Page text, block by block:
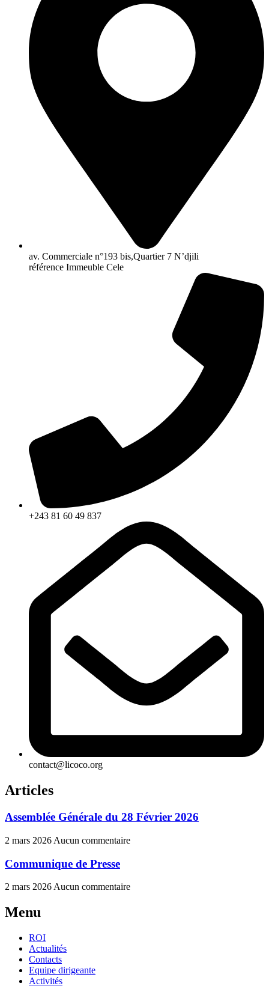
av. Commerciale n°193 bis,Quartier 7 N’djili
référence Immeuble Cele
+243 81 60 49 837
contact@licoco.org
Articles
Assemblée Générale du 28 Février 2026
2 mars 2026 Aucun commentaire
Communique de Presse
2 mars 2026 Aucun commentaire
Menu
ROI
Actualités
Contacts
Equipe dirigeante
Activités